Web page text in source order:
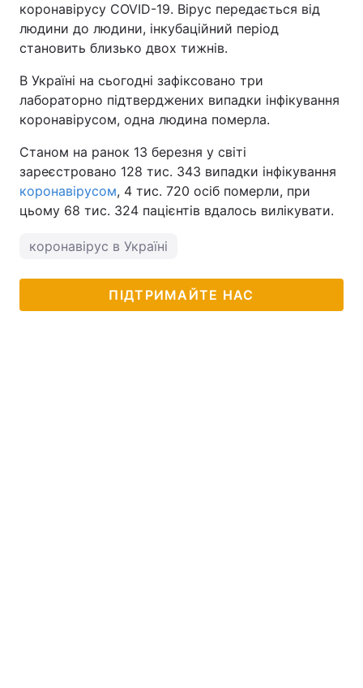
коронавірусу COVID-19. Вірус передається від
людини до людини, інкубаційний період
становить близько двох тижнів.
В Україні на сьогодні зафіксовано три
лабораторно підтверджених випадки інфікування
коронавірусом, одна людина померла.
Станом на ранок 13 березня у світі
зареєстровано 128 тис. 343 випадки інфікування
коронавірусом, 4 тис. 720 осіб померли, при
цьому 68 тис. 324 пацієнтів вдалось вилікувати.
коронавірус в Україні
ПІДТРИМАЙТЕ НАС